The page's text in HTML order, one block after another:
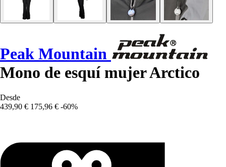
Peak Mountain
Mono de esquí mujer Arctico
Desde
439,90 € 175,96 € -60%